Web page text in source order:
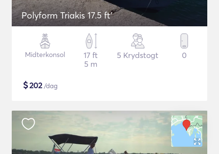
Polyform Triakis 17.5 ft'
Midterkonsol
17 ft
5 m
5 Krydstogt 0
$202/dag